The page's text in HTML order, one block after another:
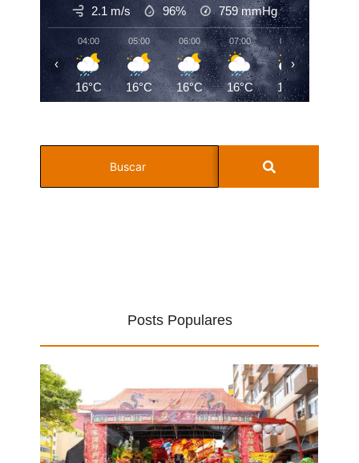
2.1 m/s 96% 759mmHg
04:00
16°C
05:00
16°C
06:00
16°C
07:00
16°C
08:00
17°C
‹ ›
Posts Populares